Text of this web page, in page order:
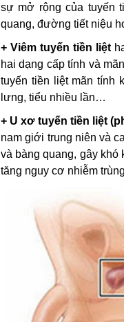
sự mở rộng của tuyến
quang, đường tiết niệu
+ Viêm tuyến tiền liệt
hai dạng cấp tính và
tuyến tiền liệt mãn tính
lưng, tiểu nhiều lần…
+ U xơ tuyến tiền liệt
nam giới trung niên và
và bàng quang, gây
tăng nguy cơ nhiễm